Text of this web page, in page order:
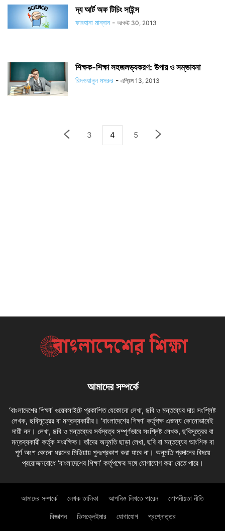
দ্য আর্ট অফ টিচিং সাইন্স
ফারহানা মান্নান - আগস্ট 30, 2013
শিক্ষক-শিক্ষা সহজলভ্যকরণ: উপায় ও সম্ভাবনা
রিদওয়ানুল মসরুর - এপ্রিল 13, 2013
3 4 5
আমাদের সম্পর্কে
‘বাংলাদেশের শিক্ষা’ ওয়েবসাইটে প্রকাশিত যেকোনো লেখা, ছবি ও মন্তব্যের দায় সংশ্লিষ্ট
লেখক, ছবিসূত্রের বা মন্তব্যকারীর। ‘বাংলাদেশের শিক্ষা’ কর্তৃপক্ষ এজন্য কোনোভাবেই
দায়ী নন। লেখা, ছবি ও মন্তব্যের সর্বস্বত্ব সম্পূর্ণভাবে সংশ্লিষ্ট লেখক, ছবিসূত্রের বা
মন্তব্যকারী কর্তৃক সংরক্ষিত। তাঁদের অনুমতি ছাড়া লেখা, ছবি বা মন্তব্যের আংশিক বা
পূর্ণ অংশ কোনো ধরনের মিডিয়ায় পুনঃপ্রকাশ করা যাবে না। অনুমতি প্রদানের বিষয়ে
প্রয়োজনবোধে ‘বাংলাদেশের শিক্ষা’ কর্তৃপক্ষের সঙ্গে যোগাযোগ করা যেতে পারে।
আমাদের সম্পর্কে লেখক তালিকা আপনিও লিখতে পারেন গোপনীয়তা নীতি
বিজ্ঞাপন ডিসক্লেইমার যোগাযোগ প্রশ্নোত্তর